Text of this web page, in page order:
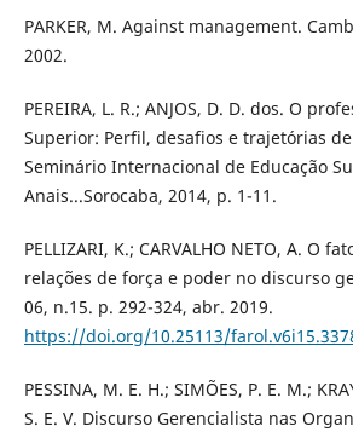
PARKER, M. Against management.
2002.
PEREIRA, L. R.; ANJOS, D. D. dos. O
Superior: Perfil, desafios e trajetórias
Seminário Internacional de Educação
Anais...Sorocaba, 2014, p. 1-11.
PELLIZARI, K.; CARVALHO NETO, A. O
relações de força e poder no discurso
06, n.15. p. 292-324, abr. 2019.
https://doi.org/10.25113/
PESSINA, M. E. H.; SIMÕES, P. E. M.;
S. E. V. Discurso Gerencialista nas